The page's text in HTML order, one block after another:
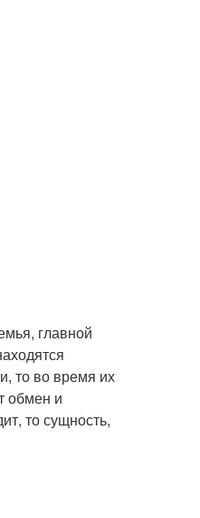
главной
то во время их
обмен и
то сущность,